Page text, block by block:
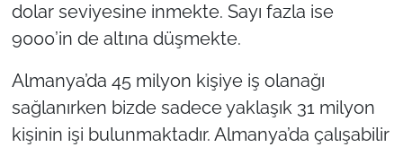
dolar seviyesine inmekte. Sayı fazla ise
9000’in de altına düşmekte.
Almanya’da 45 milyon kişiye iş olanağı
sağlanırken bizde sadece yaklaşık 31 milyon
kişinin işi bulunmaktadır. Almanya’da çalışabilir